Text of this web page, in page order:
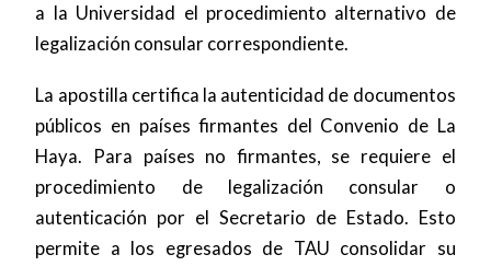
a la Universidad el procedimiento alternativo de
legalización consular correspondiente.
La apostilla certifica la autenticidad de documentos
públicos en países firmantes del Convenio de La
Haya. Para países no firmantes, se requiere el
procedimiento de legalización consular o
autenticación por el Secretario de Estado. Esto
permite a los egresados de TAU consolidar su